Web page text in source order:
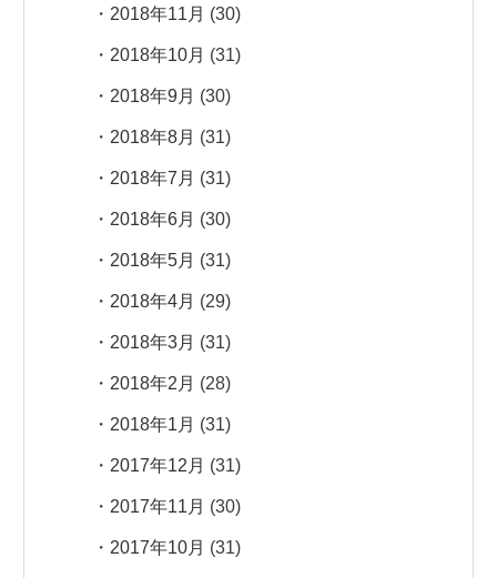
2018年11月 (30)
2018年10月 (31)
2018年9月 (30)
2018年8月 (31)
2018年7月 (31)
2018年6月 (30)
2018年5月 (31)
2018年4月 (29)
2018年3月 (31)
2018年2月 (28)
2018年1月 (31)
2017年12月 (31)
2017年11月 (30)
2017年10月 (31)